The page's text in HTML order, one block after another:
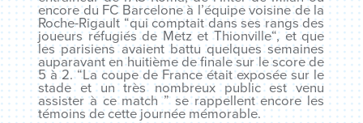
encore du FC Barcelone à l’équipe voisine de la
Roche-Rigault “qui comptait dans ses rangs des
joueurs réfugiés de Metz et Thionville“, et que
les parisiens avaient battu quelques semaines
auparavant en huitième de finale sur le score de
5 à 2. “La coupe deFranceétait exposée sur le
stade et un très nombreux public est venu
assister à ce match ” se rappellent encore les
témoins de cette journée mémorable.